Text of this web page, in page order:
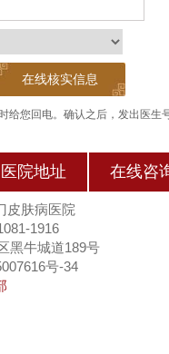
在线核实信息
给您回电。确认之后，发出医生
医院地址 在线咨
皮肤病医院
1916
黑牛城道189号
号-34